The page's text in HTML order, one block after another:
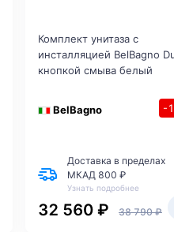
Комплект унитаза с
инсталляцией BelBagno
кнопкой смыва белый
BelBagno -
Доставка в пределах
МКАД 800 ₽
Узнать подробнее
32 560 ₽ 38 790 ₽